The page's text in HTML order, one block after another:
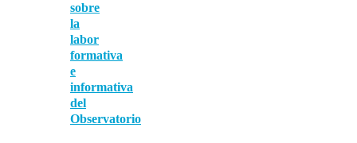
sobre
la
labor
formativa
e
informativa
del
Observatorio